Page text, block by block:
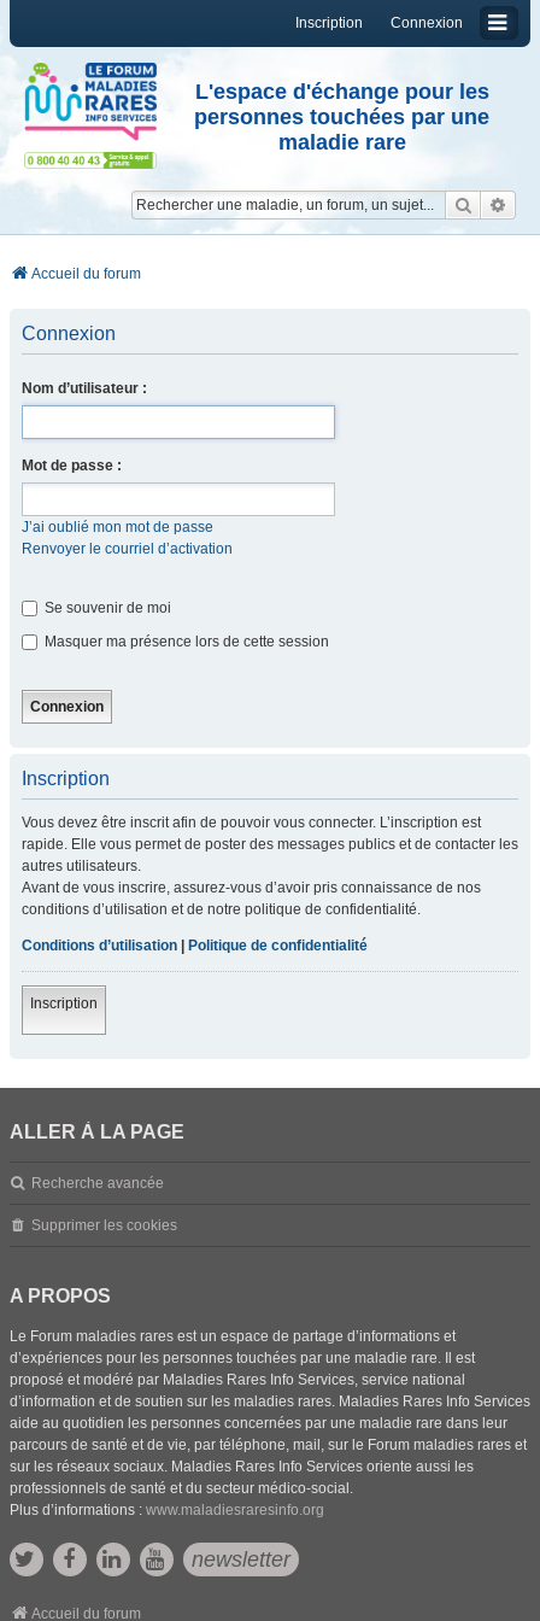
Connexion
Inscription
L'espace d'échange pour les
personnes touchées par une
maladie rare
Accueil du forum
Connexion
Nom d’utilisateur :
Mot de passe :
J’ai oublié mon mot de passe
Renvoyer le courriel d’activation
Se souvenir de moi
Masquer ma présence lors de cette session
Inscription
Vous devez être inscrit afin de pouvoir vous connecter. L’inscription est
rapide. Elle vous permet de poster des messages publics et de contacter les
autres utilisateurs.
Avant de vous inscrire, assurez-vous d’avoir pris connaissance de nos
conditions d’utilisation et de notre politique de confidentialité.
Conditions d’utilisation Politique de confidentialité
Inscription
ALLER À LA PAGE
Recherche avancée
Supprimer les cookies
A PROPOS
Le Forum maladies rares est un espace de partage d’informations et
d’expériences pour les personnes touchées par une maladie rare. Il est
proposé et modéré par Maladies Rares Info Services, service national
d’information et de soutien sur les maladies rares. Maladies Rares Info Services
aide au quotidien les personnes concernées par une maladie rare dans leur
parcours de santé et de vie, par téléphone, mail, sur le Forum maladies rares et
sur les réseaux sociaux. Maladies Rares Info Services oriente aussi les
professionnels de santé et du secteur médico-social.
Plus d’informations : www.maladiesraresinfo.org
newsletter
Accueil du forum